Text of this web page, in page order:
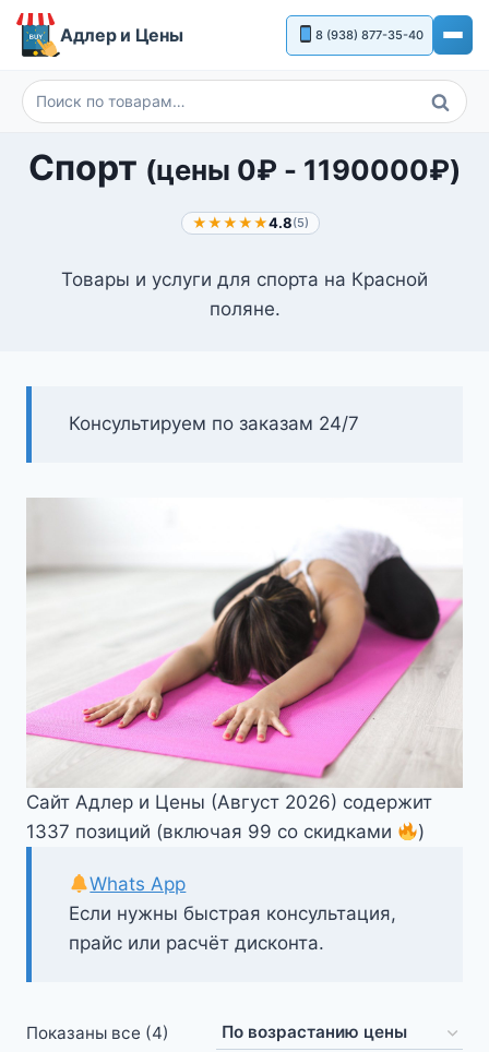
Перейти
Адлер и Цены 8 (938) 877-35-40
Искать:
Поиск
Спорт (цены 0₽ - 1190000₽)
★★★★★4.8(5)
Товары и услуги для спорта на Красной
поляне.
Консультируем по заказам 24/7
Сайт Адлер и Цены (Август 2026) содержит
1337 позиций (включая 99 со скидками
)
Если нужны быстрая консультация,
прайс или расчёт дисконта.
Whats App
Показаны все (4)